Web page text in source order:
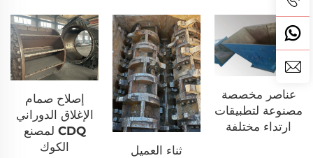
عناصر مخصصة
مصنوعة لتطبيقات
ارتداء مختلفة
ثناء العميل
إصلاح صمام
الإغلاق الدوراني
CDQ لمصنع
الكوك